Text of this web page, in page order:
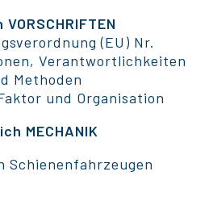
(EU) Nr.
Verantwortlichkeiten
Methoden
und Organisation
MECHANIK
Schienenfahrzeugen